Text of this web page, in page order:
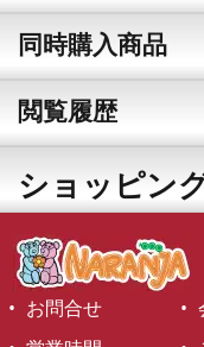
同時購入商品
閲覧履歴
ショッピン
お問合せ